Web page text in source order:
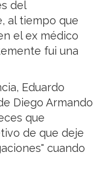
del
al tiempo que
el ex médico
fui una
Eduardo
Diego Armando
que
de que deje
cuando